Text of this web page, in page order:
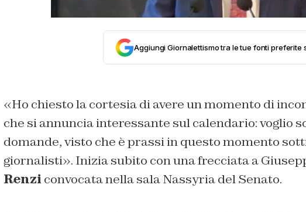
Aggiungi Giornalettismo tra le tue fonti preferite
«Ho chiesto la cortesia di avere un momento di
che si annuncia interessante sul calendario: voglio
domande, visto che è prassi in questo momento
giornalisti». Inizia subito con una frecciata a
Renzi convocata nella sala Nassyria del Senato.